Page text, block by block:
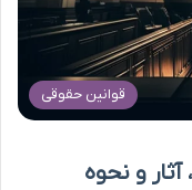
قوانین حقوقی
و نحوه